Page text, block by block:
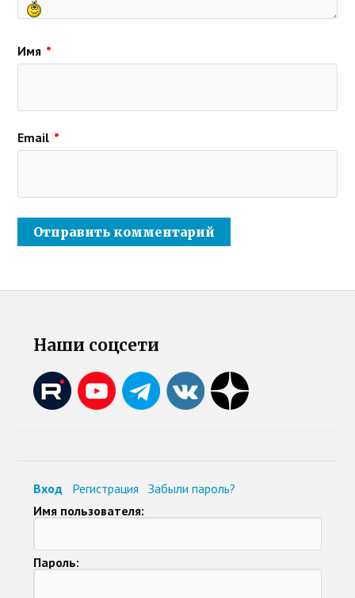
Имя *
Email *
Наши соцсети
Вход Регистрация
Забыли пароль?
Имя пользователя:
Пароль: